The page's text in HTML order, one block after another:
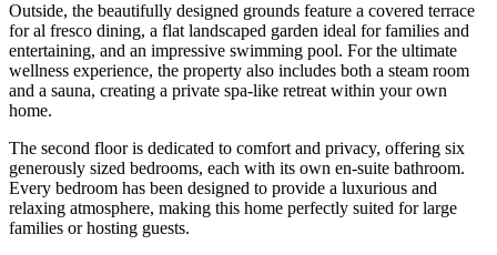
Outside, the beautifully designed grounds feature a covered terrace
for al fresco dining, a flat landscaped garden ideal for families and
entertaining, and an impressive swimming pool. For the ultimate
wellness experience, the property also includes both a steam room
and a sauna, creating a private spa-like retreat within your own
home.
The second floor is dedicated to comfort and privacy, offering six
generously sized bedrooms, each with its own en-suite bathroom.
Every bedroom has been designed to provide a luxurious and
relaxing atmosphere, making this home perfectly suited for large
families or hosting guests.